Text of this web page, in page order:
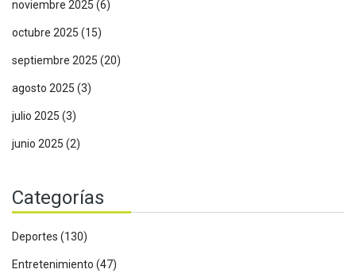
noviembre 2025 (6)
octubre 2025 (15)
septiembre 2025 (20)
agosto 2025 (3)
julio 2025 (3)
junio 2025 (2)
Categorías
Deportes (130)
Entretenimiento (47)